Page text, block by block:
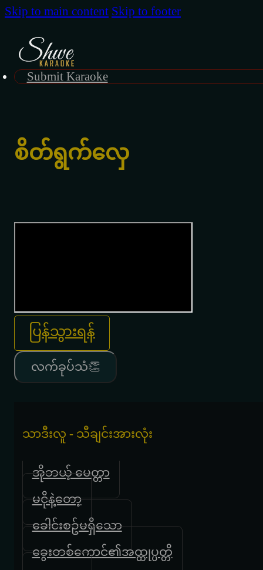
Skip to main content Skip to footer
Submit Karaoke
စိတ်ရွက်လှေ
ပြန်သွားရန်
လက်ခုပ်သံ👏
သာဒီးလူ - သီချင်းအားလုံး
အိုဘယ့် မေတ္တာ
မငိုနဲ့တော့
ခေါင်းစဥ်မရှိသော
ခွေးတစ်ကောင်၏အထ္ထုပ္ပတ္တိ